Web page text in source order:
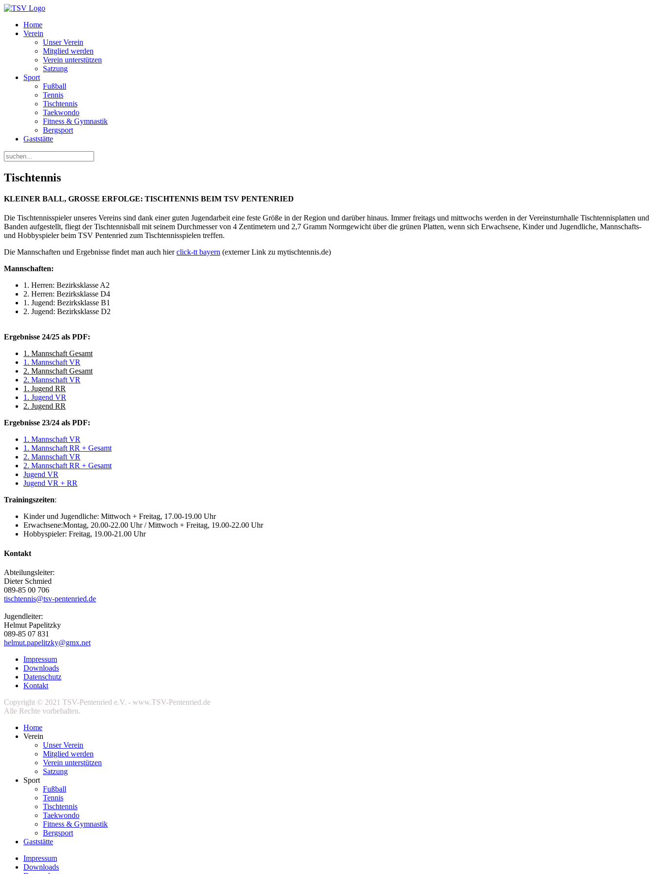
Home
Verein
Unser Verein
Mitglied werden
Verein unterstützen
Satzung
Sport
Fußball
Tennis
Tischtennis
Taekwondo
Fitness & Gymnastik
Bergsport
Gaststätte
Tischtennis
KLEINER BALL, GROSSE ERFOLGE: TISCHTENNIS BEIM TSV PENTENRIED
Die Tischtennisspieler unseres Vereins sind dank einer guten Jugendarbeit eine feste Größe in der Region und darüber hinaus. Immer freitags und mittwochs werden in der Vereinsturnhalle Tischtennisplatten und
Banden aufgestellt, fliegt der Tischtennisball mit seinem Durchmesser von 4 Zentimetern und 2,7 Gramm Normgewicht über die grünen Platten, wenn sich Erwachsene, Kinder und Jugendliche, Mannschafts-
und Hobbyspieler beim TSV Pentenried zum Tischtennisspielen treffen.
Die Mannschaften und Ergebnisse findet man auch hierclick-tt bayern (externer Link zu mytischtennis.de)
Mannschaften:
1. Herren: Bezirksklasse A2
2. Herren: Bezirksklasse D4
1. Jugend: Bezirksklasse B1
2. Jugend: Bezirksklasse D2
Ergebnisse 24/25 als PDF:
1. Mannschaft Gesamt
1. Mannschaft VR
2. Mannschaft Gesamt
2. Mannschaft VR
1. Jugend RR
1. Jugend VR
2. Jugend RR
Ergebnisse 23/24 als PDF:
1. Mannschaft VR
1. Mannschaft RR + Gesamt
2. Mannschaft VR
2. Mannschaft RR + Gesamt
Jugend VR
Jugend VR + RR
Trainingszeiten:
Kinder und Jugendliche: Mittwoch + Freitag, 17.00-19.00 Uhr
Erwachsene:Montag, 20.00-22.00 Uhr / Mittwoch + Freitag, 19.00-22.00 Uhr
Hobbyspieler: Freitag, 19.00-21.00 Uhr
Kontakt
Abteilungsleiter:
Dieter Schmied
089-85 00 706
tischtennis@tsv-pentenried.de
Jugendleiter:
Helmut Papelitzky
089-85 07 831
helmut.papelitzky@gmx.net
Impressum
Downloads
Datenschutz
Kontakt
Copyright © 2021 TSV-Pentenried e.V. - www.TSV-Pentenried.de
Alle Rechte vorbehalten.
Home
Verein
Unser Verein
Mitglied werden
Verein unterstützen
Satzung
Sport
Fußball
Tennis
Tischtennis
Taekwondo
Fitness & Gymnastik
Bergsport
Gaststätte
Impressum
Downloads